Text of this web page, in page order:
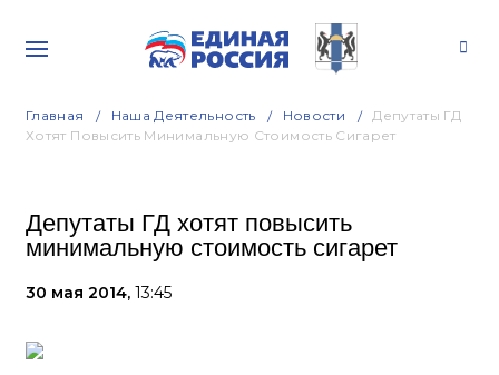
Главная Наша Деятельность Новости
Депутаты ГД
Хотят Повысить Минимальную Стоимость Сигарет
Депутаты ГД хотят повысить
минимальную стоимость сигарет
30 мая 2014, 13:45